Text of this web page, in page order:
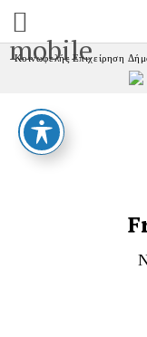
mobile
Κοινωφελής Επιχείρηση